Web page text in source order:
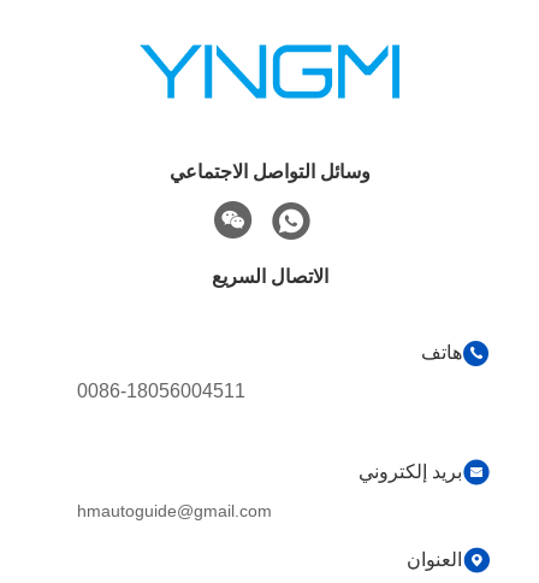
وسائل التواصل الاجتماعي
الاتصال السريع
هاتف
0086-18056004511
بريد إلكتروني
hmautoguide@gmail.com
العنوان